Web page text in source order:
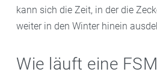
kann sich die Zeit, in der die
weiter in den Winter hinein
Wie läuft eine